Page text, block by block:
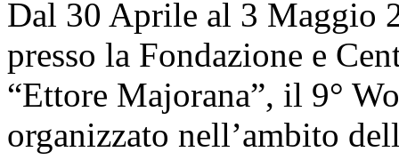
Dal 30 Aprile al 3 Maggio
presso la Fondazione e
“Ettore Majorana”, il 9°
organizzato nell’ambito